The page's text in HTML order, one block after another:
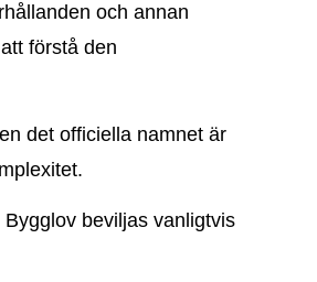
och annan
förstå den
det officiella namnet är
beviljas vanligtvis